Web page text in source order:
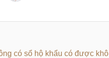
có sổ hộ khẩu có được